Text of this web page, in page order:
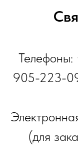
905-223-
(для